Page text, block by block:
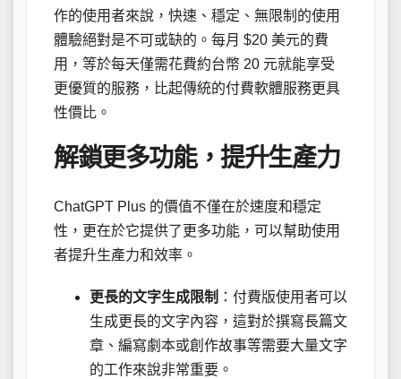
作的使用者來說，快速、穩定、無限制的使用
體驗絕對是不可或缺的。每月 $20 美元的費
用，等於每天僅需花費約台幣 20 元就能享受
更優質的服務，比起傳統的付費軟體服務更具
性價比。
解鎖更多功能，提升生產力
ChatGPT Plus 的價值不僅在於速度和穩定
性，更在於它提供了更多功能，可以幫助使用
者提升生產力和效率。
更長的文字生成限制 ：付費版使用者可以
生成更長的文字內容，這對於撰寫長篇文
章、編寫劇本或創作故事等需要大量文字
的工作來說非常重要。